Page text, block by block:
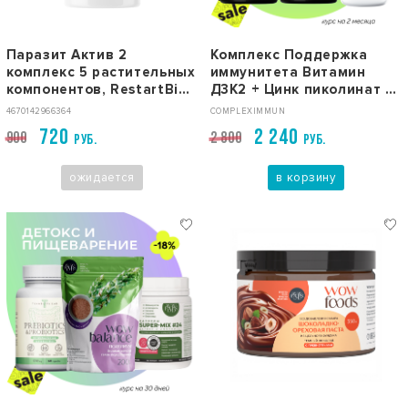
Паразит Актив 2
комплекс 5 растительных
компонентов, RestartBio,
60 капсул
4670142966364
900 720 РУБ.
ожидается
Комплекс Поддержка
иммунитета Витамин
Д3К2 + Цинк пиколинат +
Жидкий витамин С L-
COMPLEXIMMUN
2 800 2 240 РУБ.
в корзину